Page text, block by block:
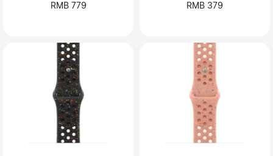
RMB 779 RMB 379